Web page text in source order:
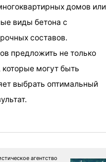
домов или
виды бетона с
составов.
предложить не только
могут быть
выбрать оптимальный
агентство